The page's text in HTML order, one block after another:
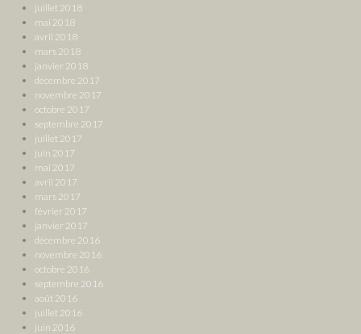
juillet 2018
mai 2018
avril 2018
mars 2018
janvier 2018
décembre 2017
novembre 2017
octobre 2017
septembre 2017
juillet 2017
juin 2017
mai 2017
avril 2017
mars 2017
février 2017
janvier 2017
décembre 2016
novembre 2016
octobre 2016
septembre 2016
août 2016
juillet 2016
juin 2016